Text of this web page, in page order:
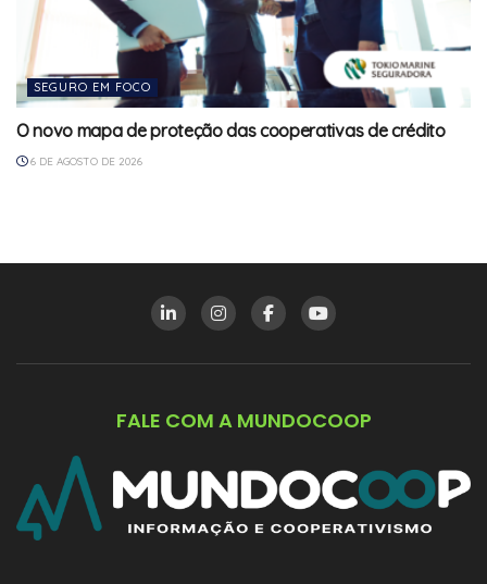
SEGURO EM FOCO
O novo mapa de proteção das cooperativas de crédito
6 DE AGOSTO DE 2026
FALE COM A MUNDOCOOP